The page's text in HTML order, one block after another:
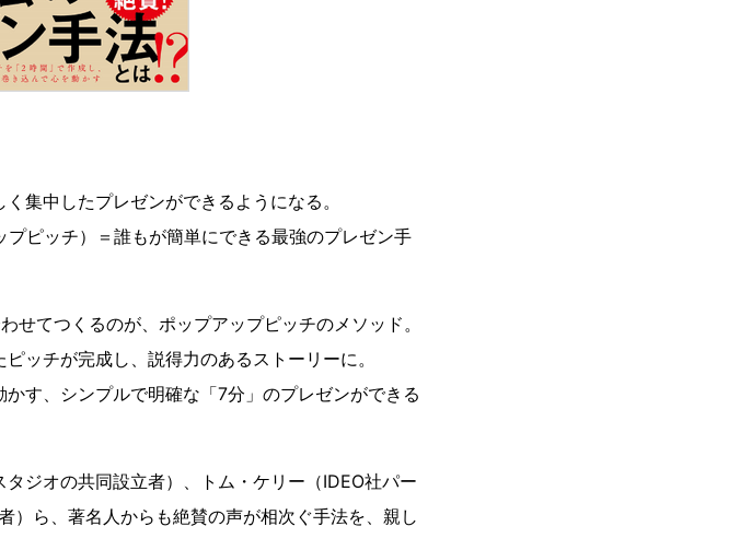
集中したプレゼンができるようになる。
ピッチ）＝誰もが簡単にできる最強のプレゼン手
せてつくるのが、ポップアップピッチのメソッド。
ッチが完成し、説得力のあるストーリーに。
す、シンプルで明確な「7分」のプレゼンができる
ジオの共同設立者）、トム・ケリー（IDEO社パー
）ら、著名人からも絶賛の声が相次ぐ手法を、親し